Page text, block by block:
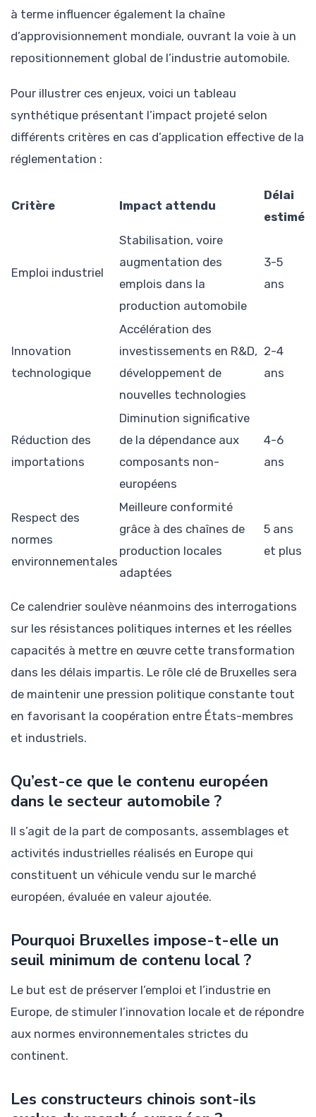
à terme influencer également la chaîne
d’approvisionnement mondiale, ouvrant la voie à un
repositionnement global de l’industrie automobile.
Pour illustrer ces enjeux, voici un tableau
synthétique présentant l’impact projeté selon
différents critères en cas d’application effective de la
réglementation :
Critère Impact attendu
Délai
estimé
Emploi industriel
Stabilisation, voire
augmentation des
emplois dans la
production automobile
3-5
ans
Innovation
technologique
Accélération des
investissements en R&D,
développement de
nouvelles technologies
2-4
ans
Réduction des
importations
Diminution significative
de la dépendance aux
composants non-
européens
4-6
ans
Respect des
normes
environnementales
Meilleure conformité
grâce à des chaînes de
production locales
adaptées
5 ans
et plus
Ce calendrier soulève néanmoins des interrogations
sur les résistances politiques internes et les réelles
capacités à mettre en œuvre cette transformation
dans les délais impartis. Le rôle clé de Bruxelles sera
de maintenir une pression politique constante tout
en favorisant la coopération entre États-membres
et industriels.
Qu’est-ce que le contenu européen
dans le secteur automobile ?
Il s’agit de la part de composants, assemblages et
activités industrielles réalisés en Europe qui
constituent un véhicule vendu sur le marché
européen, évaluée en valeur ajoutée.
Pourquoi Bruxelles impose-t-elle un
seuil minimum de contenu local ?
Le but est de préserver l’emploi et l’industrie en
Europe, de stimuler l’innovation locale et de répondre
aux normes environnementales strictes du
continent.
Les constructeurs chinois sont-ils